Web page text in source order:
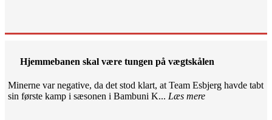
Hjemmebanen skal være tungen på vægtskålen
Minerne var negative, da det stod klart, at Team Esbjerg havde tabt
sin første kamp i sæsonen i Bambuni K... Læs mere